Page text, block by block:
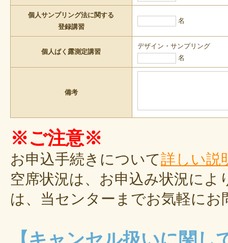
個人サンプリング法に関する
登録講習
名
個人ばく露測定講習
デザイン・サンプリング
名
備考
※ご注意※
お申込手続きについて詳しい説
空席状況は、お申込み状況に
は、当センターまでお気軽にお